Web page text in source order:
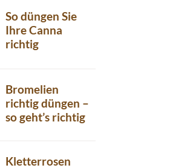
So düngen Sie
Ihre Canna
richtig
Bromelien
richtig düngen –
so geht’s richtig
Kletterrosen